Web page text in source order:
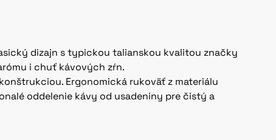
dizajn s typickou talianskou kvalitou značky
i chuť kávových zŕn.
Ergonomická rukoväť z materiálu
oddelenie kávy od usadeniny pre čistý a